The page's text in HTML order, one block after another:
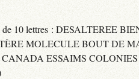
10 lettres : DESALTEREE
MOLECULE BOUT DE
ESSAIMS COLONIES